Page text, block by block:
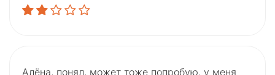
Алёна, понял, может тоже попробую, у меня